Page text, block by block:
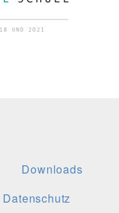
Downloads
Datenschutz